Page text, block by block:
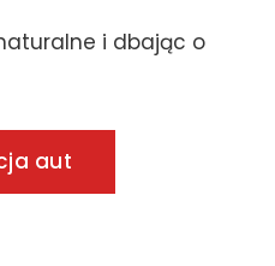
i dbając o
aut